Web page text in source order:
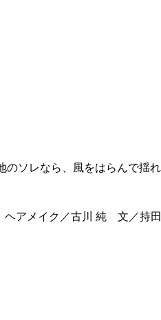
ソレなら、風をはらんで揺
アメイク／古川 純 文／持